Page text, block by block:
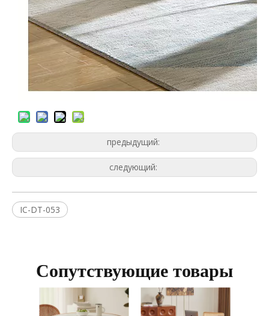
предыдущий:
следующий:
IC-DT-053
Сопутствующие товары